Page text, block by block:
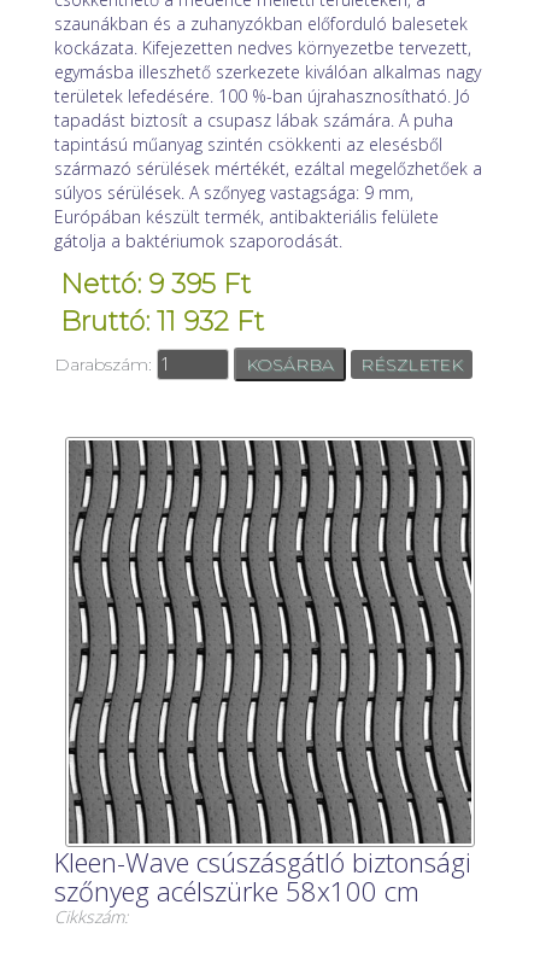
szaunákban és a zuhanyzókban előforduló balesetek
kockázata. Kifejezetten nedves környezetbe tervezett,
egymásba illeszhető szerkezete kiválóan alkalmas nagy
területek lefedésére. 100 %-ban újrahasznosítható. Jó
tapadást biztosít a csupasz lábak számára. A puha
tapintású műanyag szintén csökkenti az elesésből
származó sérülések mértékét, ezáltal megelőzhetőek a
súlyos sérülések. A szőnyeg vastagsága: 9 mm,
Európában készült termék, antibakteriális felülete
gátolja a baktériumok szaporodását.
Nettó: 9 395 Ft
Bruttó: 11 932 Ft
Darabszám: RÉSZLETEK
Kleen-Wave csúszásgátló biztonsági
szőnyeg acélszürke 58x100 cm
Cikkszám: